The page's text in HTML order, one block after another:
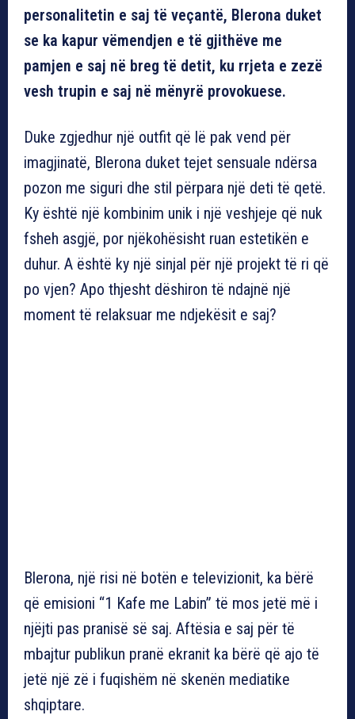
personalitetin e saj të veçantë, Blerona duket
se ka kapur vëmendjen e të gjithëve me
pamjen e saj në breg të detit, ku rrjeta e zezë
vesh trupin e saj në mënyrë provokuese.
Duke zgjedhur një outfit që lë pak vend për
imagjinatë, Blerona duket tejet sensuale ndërsa
pozon me siguri dhe stil përpara një deti të qetë.
Ky është një kombinim unik i një veshjeje që nuk
fsheh asgjë, por njëkohësisht ruan estetikën e
duhur. A është ky një sinjal për një projekt të ri që
po vjen? Apo thjesht dëshiron të ndajnë një
moment të relaksuar me ndjekësit e saj?
Blerona, një risi në botën e televizionit, ka bërë
që emisioni “1 Kafe me Labin” të mos jetë më i
njëjti pas pranisë së saj. Aftësia e saj për të
mbajtur publikun pranë ekranit ka bërë që ajo të
jetë një zë i fuqishëm në skenën mediatike
shqiptare.